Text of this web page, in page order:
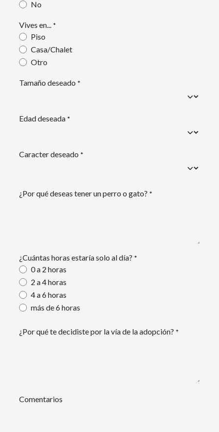
No
Vives en... *
Piso
Casa/Chalet
Otro
Tamaño deseado *
Edad deseada *
Caracter deseado *
¿Por qué deseas tener un perro o gato? *
¿Cuántas horas estaría solo al día? *
0 a 2 horas
2 a 4 horas
4 a 6 horas
más de 6 horas
¿Por qué te decidiste por la vía de la adopción? *
Comentarios